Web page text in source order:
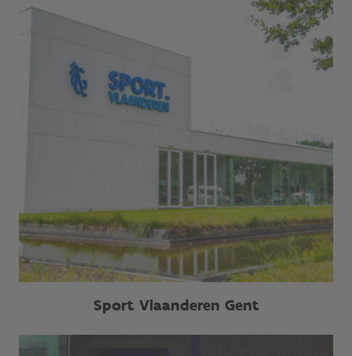
Sport Vlaanderen Gent